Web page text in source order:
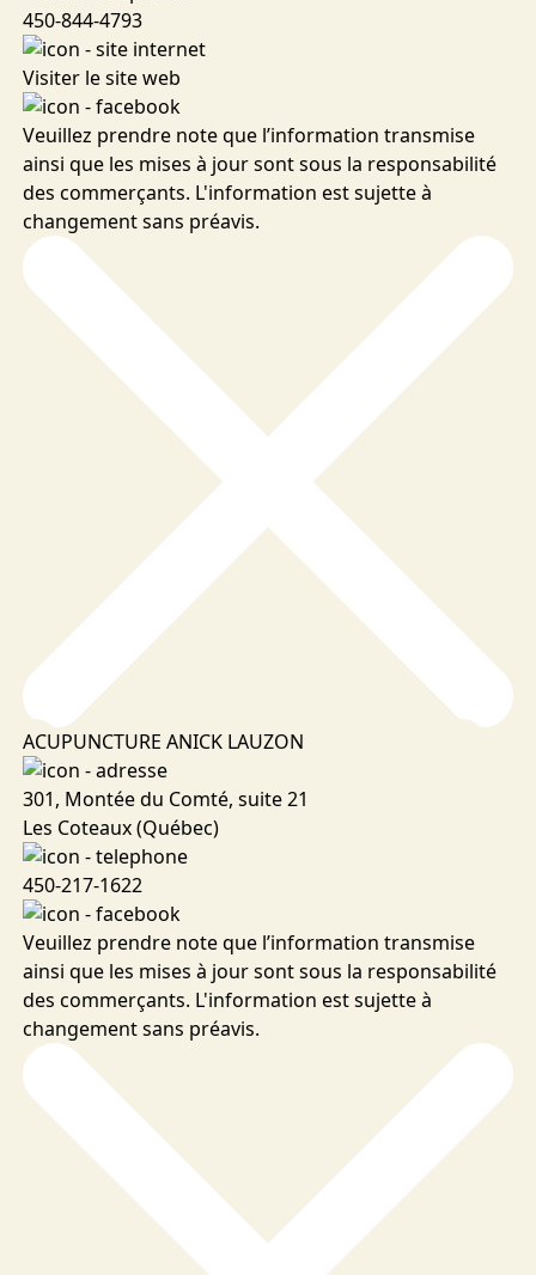
450-844-4793
Visiter le site web
Veuillez prendre note que l’information transmise
ainsi que les mises à jour sont sous la responsabilité
des commerçants. L'information est sujette à
changement sans préavis.
ACUPUNCTURE ANICK LAUZON
301, Montée du Comté, suite 21
Les Coteaux (Québec)
450-217-1622
Veuillez prendre note que l’information transmise
ainsi que les mises à jour sont sous la responsabilité
des commerçants. L'information est sujette à
changement sans préavis.